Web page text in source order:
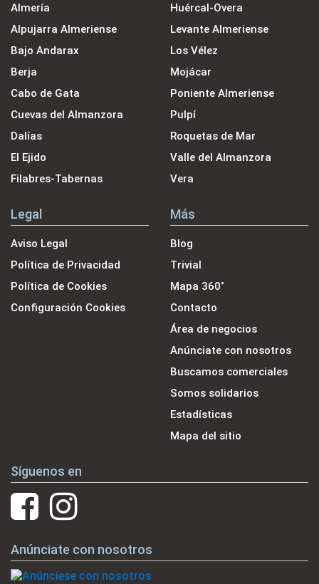
Almería
Alpujarra Almeriense
Bajo Andarax
Berja
Cabo de Gata
Cuevas del Almanzora
Dalías
El Ejido
Filabres-Tabernas
Huércal-Overa
Levante Almeriense
Los Vélez
Mojácar
Poniente Almeriense
Pulpí
Roquetas de Mar
Valle del Almanzora
Vera
Legal
Aviso Legal
Política de Privacidad
Política de Cookies
Configuración Cookies
Más
Blog
Trivial
Mapa 360˚
Contacto
Área de negocios
Anúnciate con nosotros
Buscamos comerciales
Somos solidarios
Estadísticas
Mapa del sitio
Síguenos en
Anúnciate con nosotros